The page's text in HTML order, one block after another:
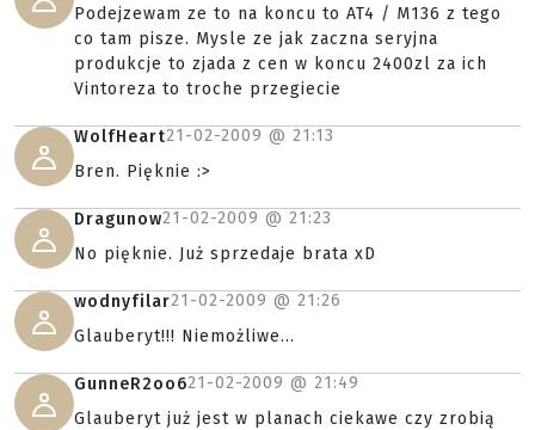
Podejzewam ze to na koncu to AT4 / M136 z tego
co tam pisze. Mysle ze jak zaczna seryjna
produkcje to zjada z cen w koncu 2400zl za ich
Vintoreza to troche przegiecie
WolfHeart21-02-2009 @ 21:13
Bren. Pięknie :>
Dragunow21-02-2009 @ 21:23
No pięknie. Już sprzedaje brata xD
wodnyfilar21-02-2009 @ 21:26
Glauberyt!!! Niemożliwe...
GunneR2oo621-02-2009 @ 21:49
Glauberyt już jest w planach ciekawe czy zrobią